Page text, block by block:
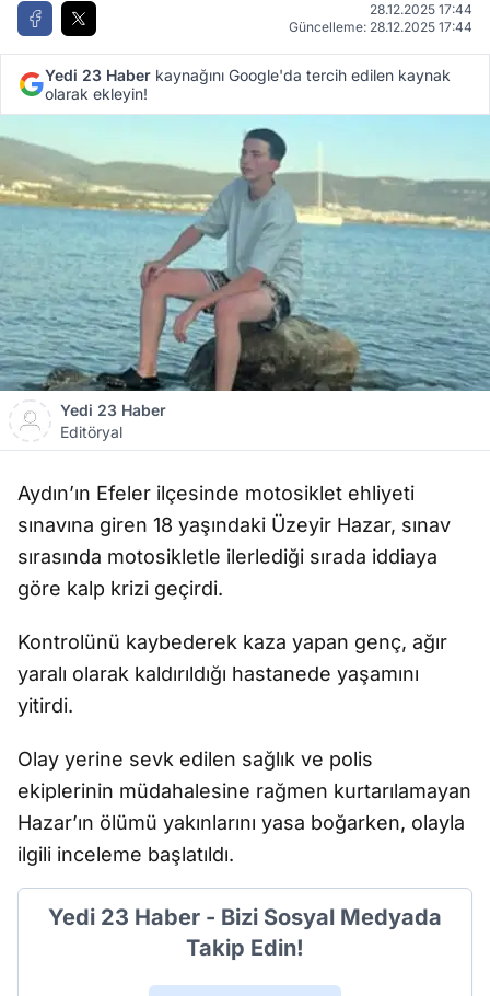
28.12.2025 17:44
Güncelleme: 28.12.2025 17:44
Yedi 23 Haber kaynağını Google'da tercih edilen kaynak
olarak ekleyin!
Yedi 23 Haber
Editöryal
Aydın’ın Efeler ilçesinde motosiklet ehliyeti
sınavına giren 18 yaşındaki Üzeyir Hazar, sınav
sırasında motosikletle ilerlediği sırada iddiaya
göre kalp krizi geçirdi.
Kontrolünü kaybederek kaza yapan genç, ağır
yaralı olarak kaldırıldığı hastanede yaşamını
yitirdi.
Olay yerine sevk edilen sağlık ve polis
ekiplerinin müdahalesine rağmen kurtarılamayan
Hazar’ın ölümü yakınlarını yasa boğarken, olayla
ilgili inceleme başlatıldı.
Yedi 23 Haber - Bizi Sosyal Medyada
Takip Edin!